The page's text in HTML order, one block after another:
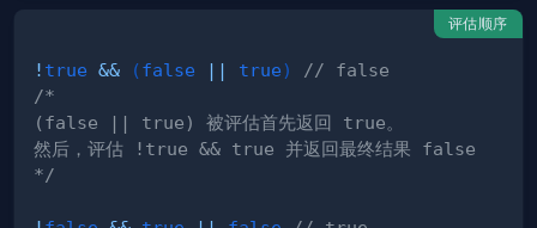
评估顺序
! true && (false || true)
// false
*/